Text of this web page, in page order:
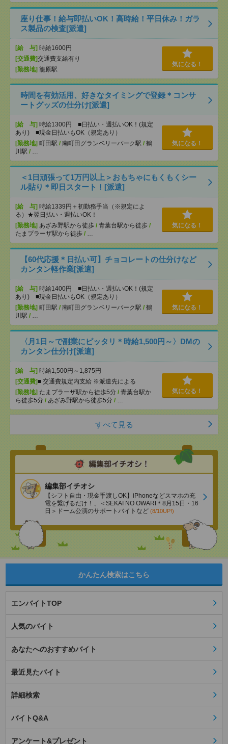
座り仕事！給与即払いOK！高時給！平日休み！ガラ
ス製品の検査[派遣]
[給 与] 時給1600円
[交通費]交通費支給有り
[勤務地] 籠原駅
気になる！
時間を有効活用、好きなタイミングで登録＊コンサ
ートグッズの仕分け[派遣]
[給 与] 時給1300円 ■日払い・週払いOK！(規定
あり) ■現金日払いもOK（規定あり）
[勤務地] 町田駅 / 南町田グランベリーパーク駅 / 鶴
川駅 / …
気になる！
＜1日頑張って1万円以上＞おもちゃにもくもくシー
ル貼り＊即日スタート！[派遣]
[給 与] 時給1339円＋初勤務手当（※規定によ
る）★翌日払い・週払いOK！
[勤務地] あざみ野駅から徒歩 / 青葉台駅から徒歩 /
たまプラーザ駅から徒歩 / …
気になる！
【60代応援＊日払い可】チョコレートの仕分けなど
カンタン軽作業[派遣]
[給 与] 時給1400円 ■日払い・週払いOK！(規定
あり) ■現金日払いもOK（規定あり）
[勤務地] 町田駅 / 南町田グランベリーパーク駅 / 鶴
川駅 / …
気になる！
〈月1日～で副業にピッタリ＊時給1,500円～〉DMの
カンタン仕分け[派遣]
[給 与] 時給1,500円～1,875円
[交通費]■ 交通費規定内支給 ※派遣先による
[勤務地] たまプラーザ駅から徒歩5分 / 青葉台駅か
ら徒歩5分 / あざみ野駅から徒歩5分 / …
気になる！
すべて見る
編集部イチオシ
【シフト自由・現金手渡しOK】iPhoneなどスマホの充
電を繋げるだけ！、＜SEKAI NO OWARI＊8月15日・16
日＞ドーム公演のサポートバイトなど (8/10UP!)
かんたん検索はこちら
エンバイトTOP
人気のバイト
あなたへのおすすめバイト
最近見たバイト
詳細検索
バイトQ&A
アンケート&プレゼント